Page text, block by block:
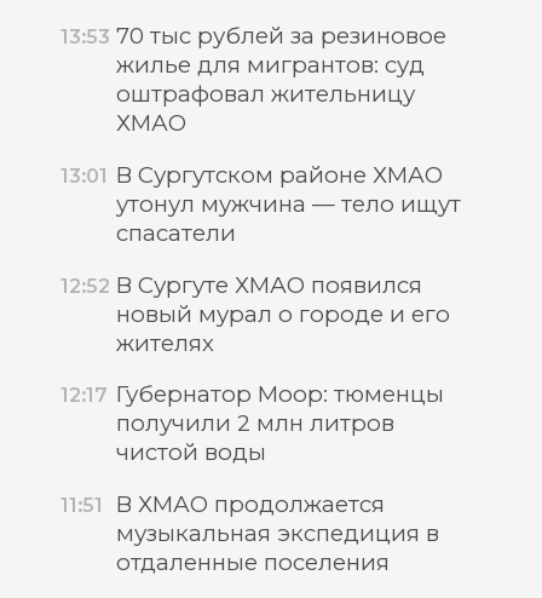
13:53 70 тыс рублей за резиновое
жилье для мигрантов: суд
оштрафовал жительницу
ХМАО
13:01 В Сургутском районе ХМАО
утонул мужчина — тело ищут
спасатели
12:52 В Сургуте ХМАО появился
новый мурал о городе и его
жителях
12:17 Губернатор Моор: тюменцы
получили 2 млн литров
чистой воды
11:51
В ХМАО продолжается
музыкальная экспедиция в
отдаленные поселения